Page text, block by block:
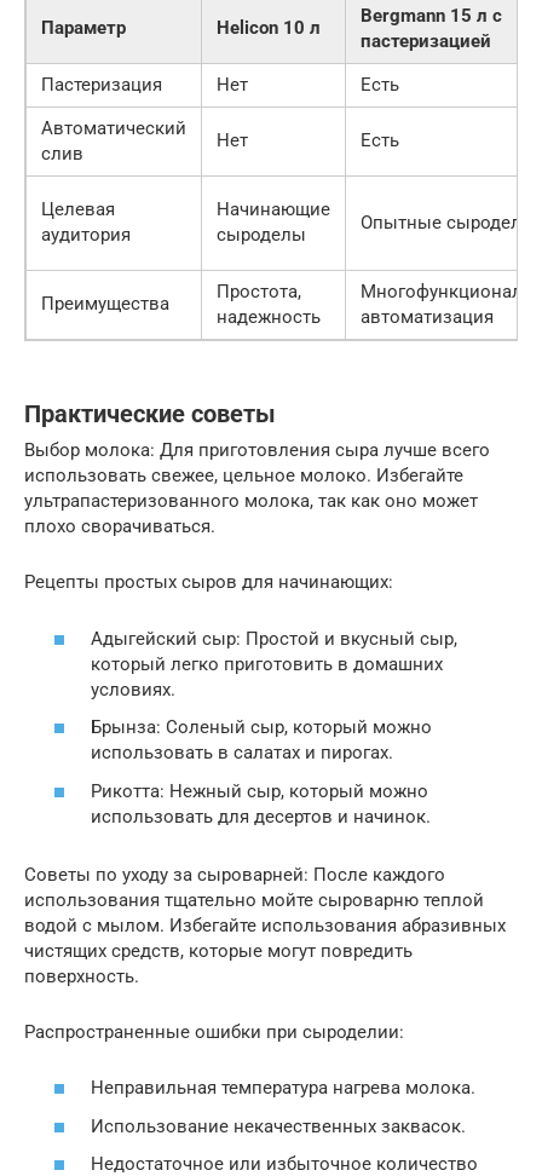
Параметр Helicon 10 л
Bergmann 15 л с
пастеризацией
Пастеризация
Нет
Есть
Автоматический
слив
Нет Есть
Целевая
аудитория
Начинающие
сыроделы
Опытные сыроделы
Преимущества
Простота,
надежность
автоматизация
Практические советы
Выбор молока: Для приготовления сыра лучше всего
использовать свежее, цельное молоко. Избегайте
ультрапастеризованного молока, так как оно может
плохо сворачиваться.
Рецепты простых сыров для начинающих:
Адыгейский сыр: Простой и вкусный сыр,
который легко приготовить в домашних
условиях.
Брынза: Соленый сыр, который можно
использовать в салатах и пирогах.
Рикотта: Нежный сыр, который можно
использовать для десертов и начинок.
Советы по уходу за сыроварней: После каждого
использования тщательно мойте сыроварню теплой
водой с мылом. Избегайте использования абразивных
чистящих средств, которые могут повредить
поверхность.
Распространенные ошибки при сыроделии:
Неправильная температура нагрева молока.
Использование некачественных заквасок.
Недостаточное или избыточное количество